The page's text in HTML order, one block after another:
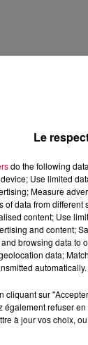
décembre
, 📱 et sur
rave et tech-
Le
do the following
Use limited
Measure
of data from
content; Use
and content;
browsing data to
data;
automatically.
cliquant sur
également refuser
à jour vos choix,